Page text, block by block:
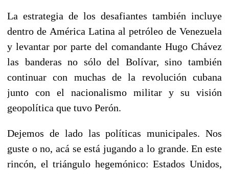
La estrategia de los desafiantes también incluye
dentro de América Latina al petróleo de Venezuela
y levantar por parte del comandante Hugo Chávez
las banderas no sólo del Bolívar, sino también
continuar con muchas de la revolución cubana
junto con el nacionalismo militar y su visión
geopolítica que tuvo Perón.
Dejemos de lado las políticas municipales. Nos
guste o no, acá se está jugando a lo grande. En este
rincón, el triángulo hegemónico: Estados Unidos,